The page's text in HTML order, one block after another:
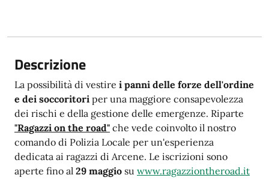
Descrizione
La possibilità di vestire i panni delle forze dell'ordine
e dei soccoritori per una maggiore consapevolezza
dei rischi e della gestione delle emergenze. Riparte
"Ragazzi on the road" che vede coinvolto il nostro
comando di Polizia Locale per un'esperienza
dedicata ai ragazzi di Arcene. Le iscrizioni sono
aperte fino al 29 maggio su www.ragazziontheroad.it